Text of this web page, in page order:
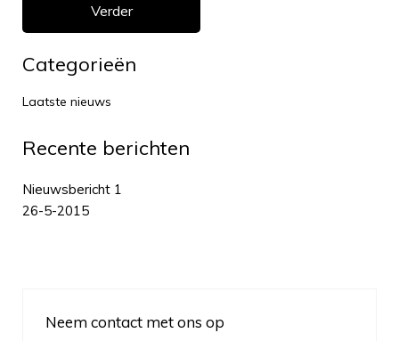
Categorieën
Laatste nieuws
Recente berichten
Nieuwsbericht 1
26-5-2015
Verder
Neem contact met ons op